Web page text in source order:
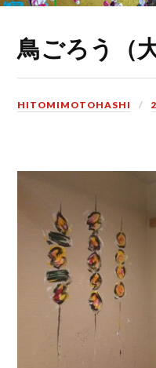
鳥ごろう（
HITOMIMOTOHASHI